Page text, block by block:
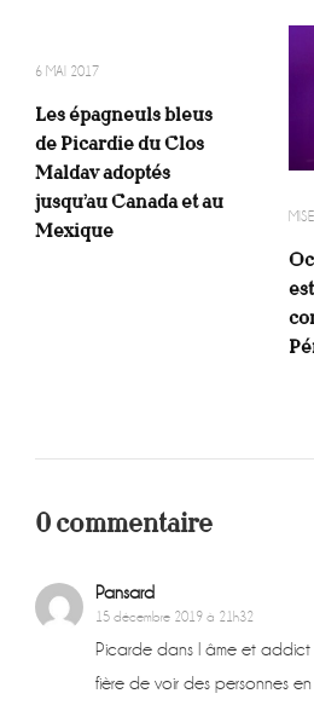
6 MAI 2017
Les épagneuls bleus
de Picardie du Clos
Maldav adoptés
jusqu’au Canada et au
Mexique
0 commentaire
Pansard
15 décembre 2019 à 21h32
Picarde dans l âme et addict
fière de voir des personnes